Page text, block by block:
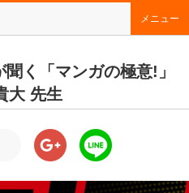
メニュー
く「マンガの極意!」
大 先生